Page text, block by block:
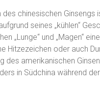
chinesischen Ginsengs
seines „kühlen“
„Lunge“ und „Magen“
Hitzezeichen oder auch
des amerikanischen
in Südchina während